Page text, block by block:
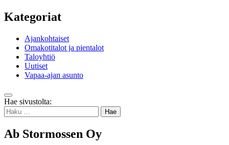
Kategoriat
Ajankohtaiset
Omakotitalot ja pientalot
Taloyhtiö
Uutiset
Vapaa-ajan asunto
Takaisin
ylös
Hae sivustolta:
Haku:
Ab Stormossen Oy